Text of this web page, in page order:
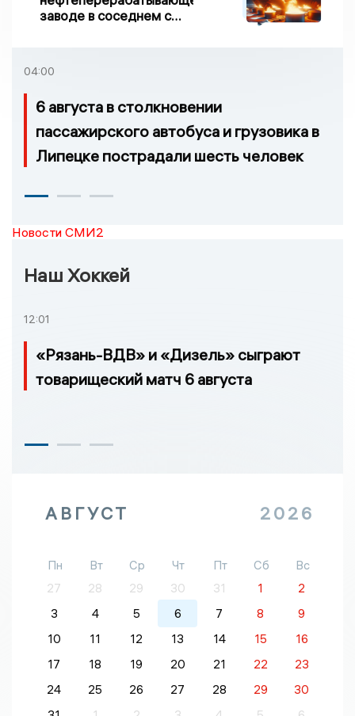
заводе в соседнем с
04:00
6 августа в столкновении
пассажирского автобуса и грузовика в
Липецке пострадали шесть человек
Новости СМИ2
Наш Хоккей
12:01
«Рязань-ВДВ» и «Дизель» сыграют
товарищеский матч 6 августа
АВГУСТ 2026
Пн Вт Ср Чт Пт Сб
Вс
27
28 29 30 31 1
2
3
4 5 6 7 8
9
10
11 12 13 14 15
16
17
18 19 20 21 22
23
24
25 26 27 28 29
30